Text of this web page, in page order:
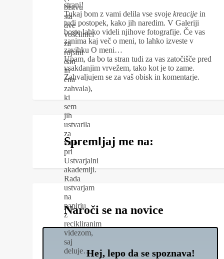
bistvu
sta
dve
voščilnici
za
rojstni
dan
in
ena
zahvala),
ki
sem
jih
ustvarila
za
vajo
pri
Ustvarjalni
akademiji.
Rada
ustvarjam
na
papirju
z
recikliranim
videzom,
saj
deluje…
strani!
Tukaj bom z vami delila vse svoje kreacije in
tudi postopek, kako jih naredim. V Galeriji
boste lahko videli njihove fotografije. Če vas
zanima kaj več o meni, to lahko izveste v
zavihku O meni…
Upam, da bo ta stran tudi za vas zatočišče pred
vsakdanjim vrvežem, tako kot je to zame.
Zahvaljujem se za vaš obisk in komentarje.
Spremljaj me na:
Naroči se na novice
Hej, lepo da se spoznava!